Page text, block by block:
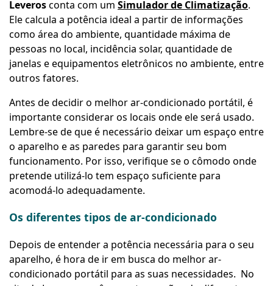
Leverosconta com um Simulador de Climatização.
Ele calcula a potência ideal a partir de informações
como área do ambiente, quantidade máxima de
pessoas no local, incidência solar, quantidade de
janelas e equipamentos eletrônicos no ambiente, entre
outros fatores.
Antes de decidir o melhor ar-condicionado portátil, é
importante considerar os locais onde ele será usado.
Lembre-se de que é necessário deixar um espaço entre
o aparelho e as paredes para garantir seu bom
funcionamento. Por isso, verifique se o cômodo onde
pretende utilizá-lo tem espaço suficiente para
acomodá-lo adequadamente.
Os diferentes tipos de ar-condicionado
Depois de entender a potência necessária para o seu
aparelho, é hora de ir em busca do melhor ar-
condicionado portátil para as suas necessidades. No